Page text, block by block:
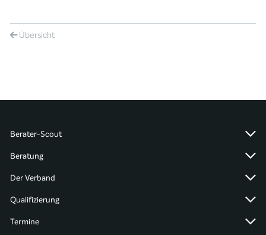
Übersicht
Berater-Scout
Beratung
Der Verband
Qualifizierung
Termine